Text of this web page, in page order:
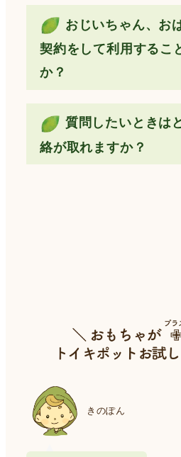
おじいちゃん、お
契約をして利用するこ
か？
質問したいときは
絡が取れますか？
きのぽん